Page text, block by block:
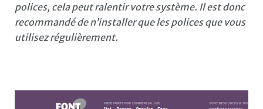
polices, cela peut ralentir votre système. Il est donc
recommandé de n’installer que les polices que vous
utilisez régulièrement.